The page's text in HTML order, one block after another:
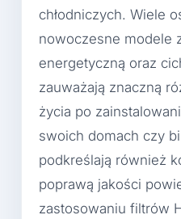
chłodniczych. Wiele
nowoczesne modele
energetyczną oraz
zauważają znaczną
życia po
swoich domach czy
podkreślają również
poprawą jakości
zastosowaniu filtrów